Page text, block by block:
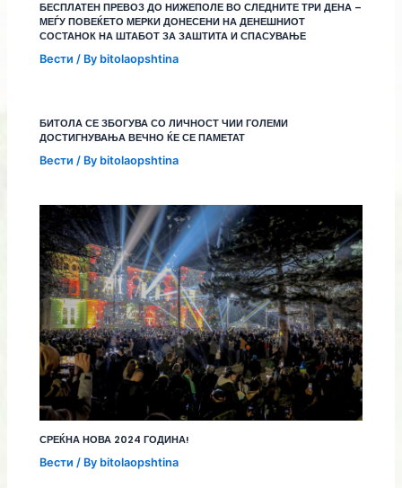
БЕСПЛАТЕН ПРЕВОЗ ДО НИЖЕПОЛЕ ВО СЛЕДНИТЕ ТРИ ДЕНА –
МЕЃУ ПОВЕЌЕТО МЕРКИ ДОНЕСЕНИ НА ДЕНЕШНИОТ
СОСТАНОК НА ШТАБОТ ЗА ЗАШТИТА И СПАСУВАЊЕ
Вести / By bitolaopshtina
БИТОЛА СЕ ЗБОГУВА СО ЛИЧНОСТ ЧИИ ГОЛЕМИ
ДОСТИГНУВАЊА ВЕЧНО ЌЕ СЕ ПАМЕТАТ
Вести / By bitolaopshtina
СРЕЌНА НОВА 2024 ГОДИНА!
Вести / By bitolaopshtina